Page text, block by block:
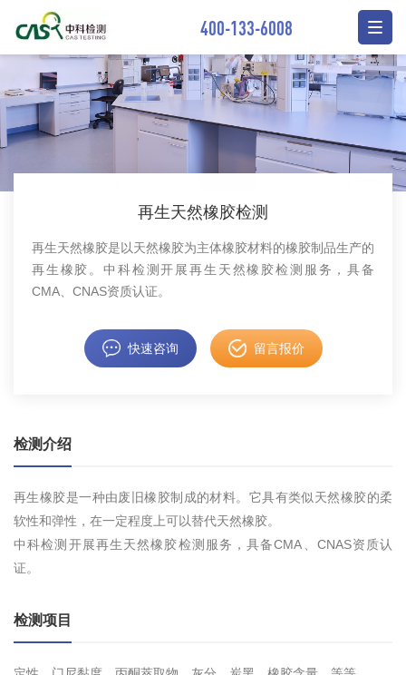
400-133-6008
再生天然橡胶检测
再生天然橡胶是以天然橡胶为主体橡胶材料的橡胶制品生产的
再生橡胶。中科检测开展再生天然橡胶检测服务，具备
CMA、CNAS资质认证。
快速咨询 留言报价
检测介绍
再生橡胶是一种由废旧橡胶制成的材料。它具有类似天然橡胶的柔
软性和弹性，在一定程度上可以替代天然橡胶。
中科检测开展再生天然橡胶检测服务，具备CMA、CNAS资质认
证。
检测项目